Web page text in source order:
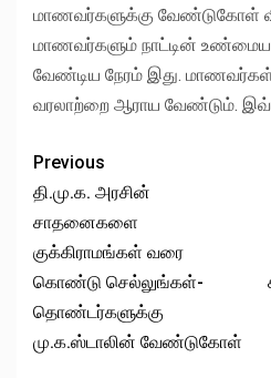
மாணவர்களுக்கு வேண்டுகோள்
மாணவர்களும் நாட்டின்
வேண்டிய நேரம் இது.
வரலாற்றை ஆராய வேண்டும்.
Previous
தி.மு.க. அரசின்
சாதனைகளை
குக்கிராமங்கள் வரை
கொண்டு செல்லுங்கள்-
தொண்டர்களுக்கு
மு.க.ஸ்டாலின் வேண்டுகோள்